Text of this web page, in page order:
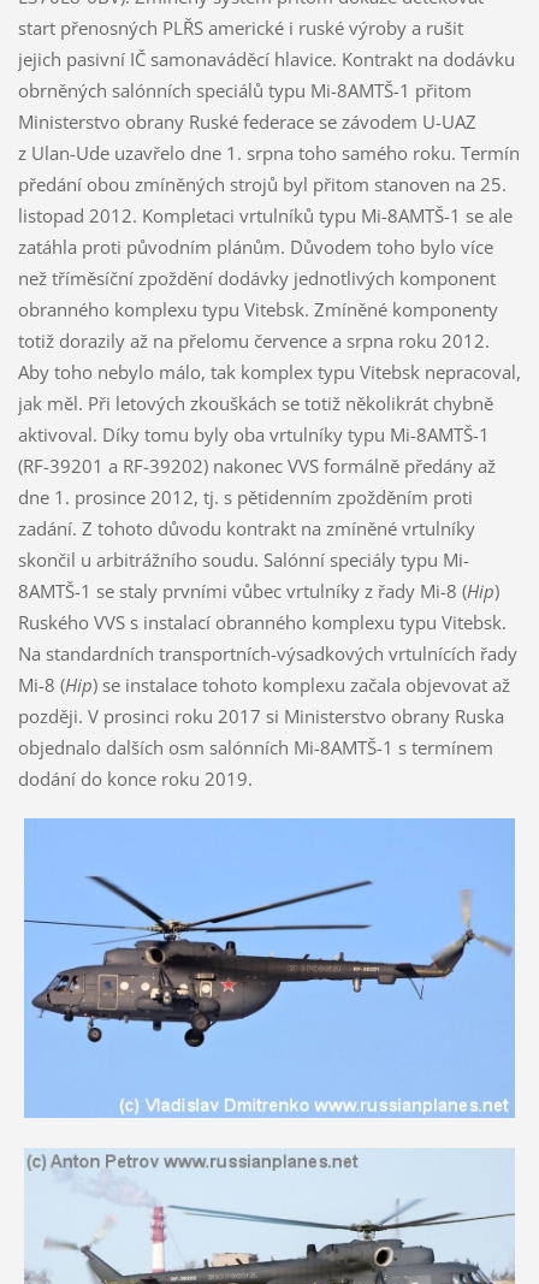
start přenosných PLŘS americké i ruské výroby a rušit
jejich pasivní IČ samonaváděcí hlavice. Kontrakt na dodávku
obrněných salónních speciálů typu Mi-8AMTŠ-1 přitom
Ministerstvo obrany Ruské federace se závodem U-UAZ
z Ulan-Ude uzavřelo dne 1. srpna toho samého roku. Termín
předání obou zmíněných strojů byl přitom stanoven na 25.
listopad 2012. Kompletaci vrtulníků typu Mi-8AMTŠ-1 se ale
zatáhla proti původním plánům. Důvodem toho bylo více
než tříměsíční zpoždění dodávky jednotlivých komponent
obranného komplexu typu Vitebsk. Zmíněné komponenty
totiž dorazily až na přelomu července a srpna roku 2012.
Aby toho nebylo málo, tak komplex typu Vitebsk nepracoval,
jak měl. Při letových zkouškách se totiž několikrát chybně
aktivoval. Díky tomu byly oba vrtulníky typu Mi-8AMTŠ-1
(RF-39201 a RF-39202) nakonec VVS formálně předány až
dne 1. prosince 2012, tj. s pětidenním zpožděním proti
zadání. Z tohoto důvodu kontrakt na zmíněné vrtulníky
skončil u arbitrážního soudu. Salónní speciály typu Mi-
8AMTŠ-1 se staly prvními vůbec vrtulníky z řady Mi-8 (Hip)
Ruského VVS s instalací obranného komplexu typu Vitebsk.
Na standardních transportních-výsadkových vrtulnících řady
Mi-8 (Hip) se instalace tohoto komplexu začala objevovat až
později. V prosinci roku 2017 si Ministerstvo obrany Ruska
objednalo dalších osm salónních Mi-8AMTŠ-1 s termínem
dodání do konce roku 2019.